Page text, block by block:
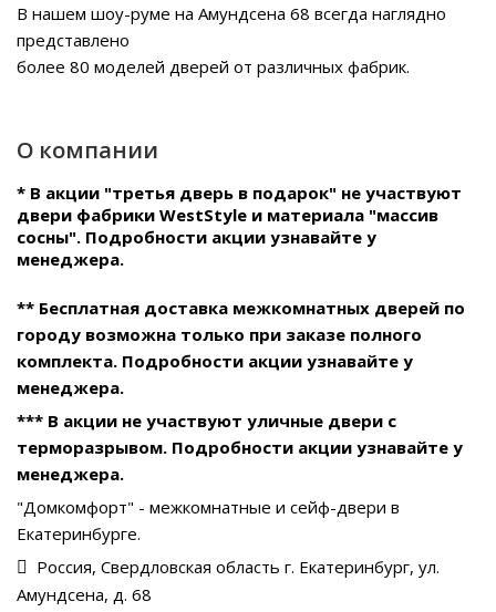
В нашем шоу-руме на Амундсена 68 всегда наглядно
представлено
более 80 моделей дверей от различных фабрик.
О компании
* В акции "третья дверь в подарок" не участвуют
двери фабрики WestStyle и материала "массив
сосны". Подробности акции узнавайте у
менеджера.
** Бесплатная доставка межкомнатных дверей по
городу возможна только при заказе полного
комплекта. Подробности акции узнавайте у
менеджера.
*** В акции не участвуют уличные двери с
терморазрывом. Подробности акции узнавайте у
менеджера.
"Домкомфорт" - межкомнатные и сейф-двери в
Екатеринбурге.
Россия, Свердловская область г. Екатеринбург, ул.
Амундсена, д. 68